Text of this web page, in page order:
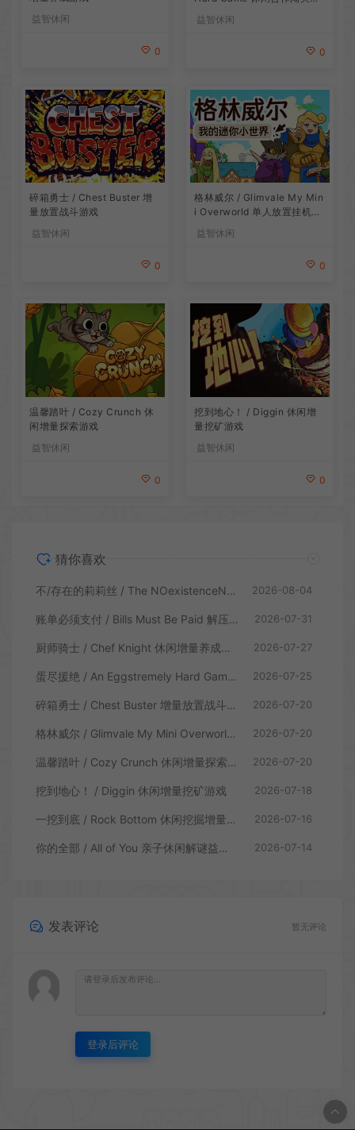
益智休闲
0
益智休闲
0
碎箱勇士 / Chest Buster 增
量放置战斗游戏
益智休闲
0
格林威尔 / Glimvale My Min
i Overworld 单人放置挂机城
益智休闲
0
温馨踏叶 / Cozy Crunch 休
闲增量探索游戏
益智休闲
0
挖到地心！ / Diggin 休闲增
量挖矿游戏
益智休闲
0
猜你喜欢
不/存在的莉莉丝 / The NOexistenceN of Lilith 动态形象桌面互动游戏 2026-08-04
账单必须支付 / Bills Must Be Paid 解压增量肉鸽休闲游戏 2026-07-31
厨师骑士 / Chef Knight 休闲增量养成游戏 2026-07-27
蛋尽援绝 / An Eggstremely Hard Game 休闲合作闯关游戏 2026-07-25
碎箱勇士 / Chest Buster 增量放置战斗游戏 2026-07-20
格林威尔 / Glimvale My Mini Overworld 单人放置挂机城市建造游戏 2026-07-20
温馨踏叶 / Cozy Crunch 休闲增量探索游戏 2026-07-20
挖到地心！ / Diggin 休闲增量挖矿游戏 2026-07-18
一挖到底 / Rock Bottom 休闲挖掘增量游戏 2026-07-16
你的全部 / All of You 亲子休闲解谜益智游戏 2026-07-14
发表评论 暂无评论
登录后评论